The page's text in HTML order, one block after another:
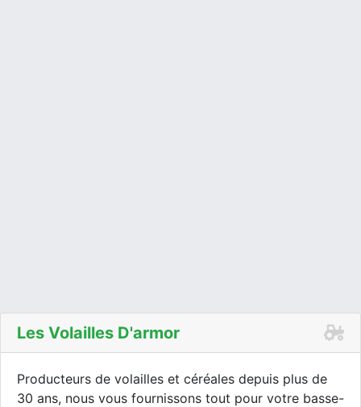
Les Volailles D'armor
Producteurs de volailles et céréales depuis plus de
30 ans, nous vous fournissons tout pour votre basse-